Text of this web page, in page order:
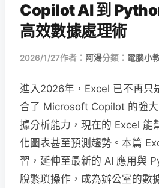
Copilot AI 到
高效數據處理術
2026/1/27作者： 阿湯分類： 電腦小
進入2026年，Excel 已不再只
合了 Microsoft Copilot 的強
據分析能力，現在的 Excel 能
化圖表甚至預測趨勢。本篇
習，延伸至最新的 AI 應用與
脫繁瑣操作，成為辦公室的數